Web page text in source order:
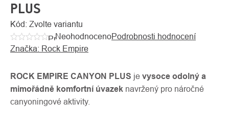
PLUS
Kód: Zvolte variantu
Průměrné
hodnocení
je
0,0
z
NeohodnocenoPodrobnosti hodnocení
Značka: Rock Empire
ROCK EMPIRE CANYON PLUS je vysoce odolný a
mimořádně komfortní úvazek navržený pro náročné
canyoningové aktivity.